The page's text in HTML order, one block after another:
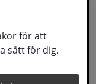
för att
sätt för dig.
och